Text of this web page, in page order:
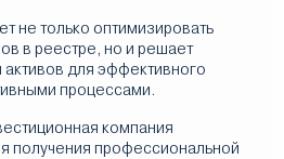
не только оптимизировать
в реестре, но и решает
активов для эффективного
процессами.
компания
получения профессиональной